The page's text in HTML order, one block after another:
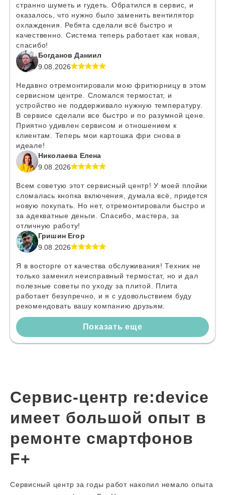
странно шуметь и гудеть. Обратился в сервис, и
оказалось, что нужно было заменить вентилятор
охлаждения. Ребята сделали всё быстро и
качественно. Система теперь работает как новая,
спасибо!
Богданов Даниил
9.08.2026
Недавно отремонтировали мою фритюрницу в этом
сервисном центре. Сломался термостат, и
устройство не поддерживало нужную температуру.
В сервисе сделали все быстро и по разумной цене.
Приятно удивлен сервисом и отношением к
клиентам. Теперь мои картошка фри снова в
идеале!
Николаева Елена
9.08.2026
Всем советую этот сервисный центр! У моей плойки
сломалась кнопка включения, думала всё, придется
новую покупать. Но нет, отремонтировали быстро и
за адекватные деньги. Спасибо, мастера, за
отличную работу!
Гришин Егор
9.08.2026
Я в восторге от качества обслуживания! Техник не
только заменил неисправный термостат, но и дал
полезные советы по уходу за плитой. Плита
работает безупречно, и я с удовольствием буду
рекомендовать вашу компанию друзьям.
Показать еще
Сервис-центр re:device
имеет большой опыт в
ремонте смартфонов
F+
Сервисный центр за годы работ накопил немало опыта